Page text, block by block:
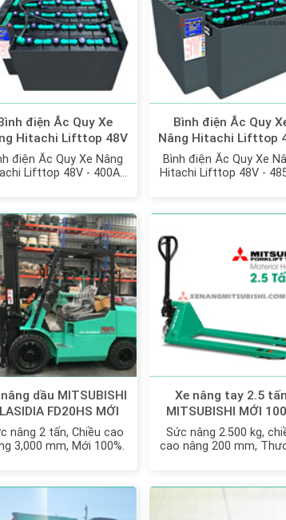
điện Ắc Quy Xe
Hitachi Lifttop 48V
- 400Ah model:
(Điện Ngồi)
điện Ắc Quy Xe Nâng
Lifttop 48V - 400Ah
Bình điện Ắc Quy
Nâng Hitachi Lifttop
- 485Ah model:
VTDX485MH
Bình điện Ắc Quy Xe
Hitachi Lifttop 48V -
dầu MITSUBISHI
FD20HS MỚI
100%
nâng 2 tấn, Chiều cao
3,000 mm, Mới 100%.
Xe nâng tay 2.5 tấn
MITSUBISHI MỚI
Sức nâng 2.500 kg,
cao nâng 200 mm,